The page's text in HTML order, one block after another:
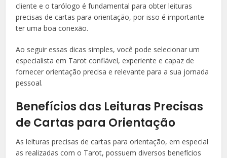
cliente e o tarólogo é fundamental para obter leituras
precisas de cartas para orientação, por isso é importante
ter uma boa conexão.
Ao seguir essas dicas simples, você pode selecionar um
especialista em Tarot confiável, experiente e capaz de
fornecer orientação precisa e relevante para a sua jornada
pessoal.
Benefícios das Leituras Precisas
de Cartas para Orientação
As leituras precisas de cartas para orientação, em especial
as realizadas com o Tarot, possuem diversos benefícios